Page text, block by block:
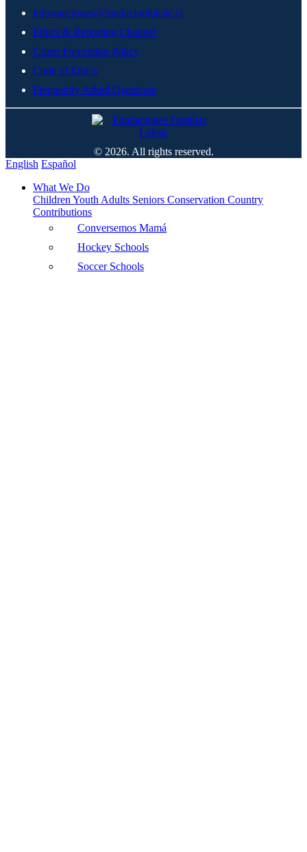
informaciones@fundacionluksic.cl
Ethics & Reporting Channel
Crime Prevention Policy
Code of Ethics
Frequently Asked Questions
© 2026. All rights reserved.
English Español
What We Do
Children Youth Adults Seniors Conservation Country
Contributions
Conversemos Mamá
Hockey Schools
Soccer Schools